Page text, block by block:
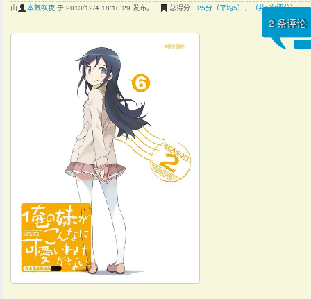
由 本気咲夜 于 2013/12/4 18:10:29 发布。 总得分： 25分（平均5），（共5次评分）
2条评论